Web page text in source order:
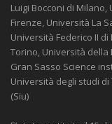
Luigi Bocconi di
Firenze, Università La
Università Federico II
Torino, Università della
Gran Sasso Science
Università degli studi
(Siu)